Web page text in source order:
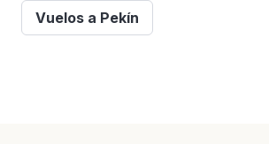
Vuelos a Pekín